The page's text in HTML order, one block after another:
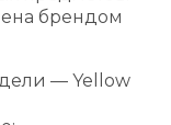
брендом
— Yellow